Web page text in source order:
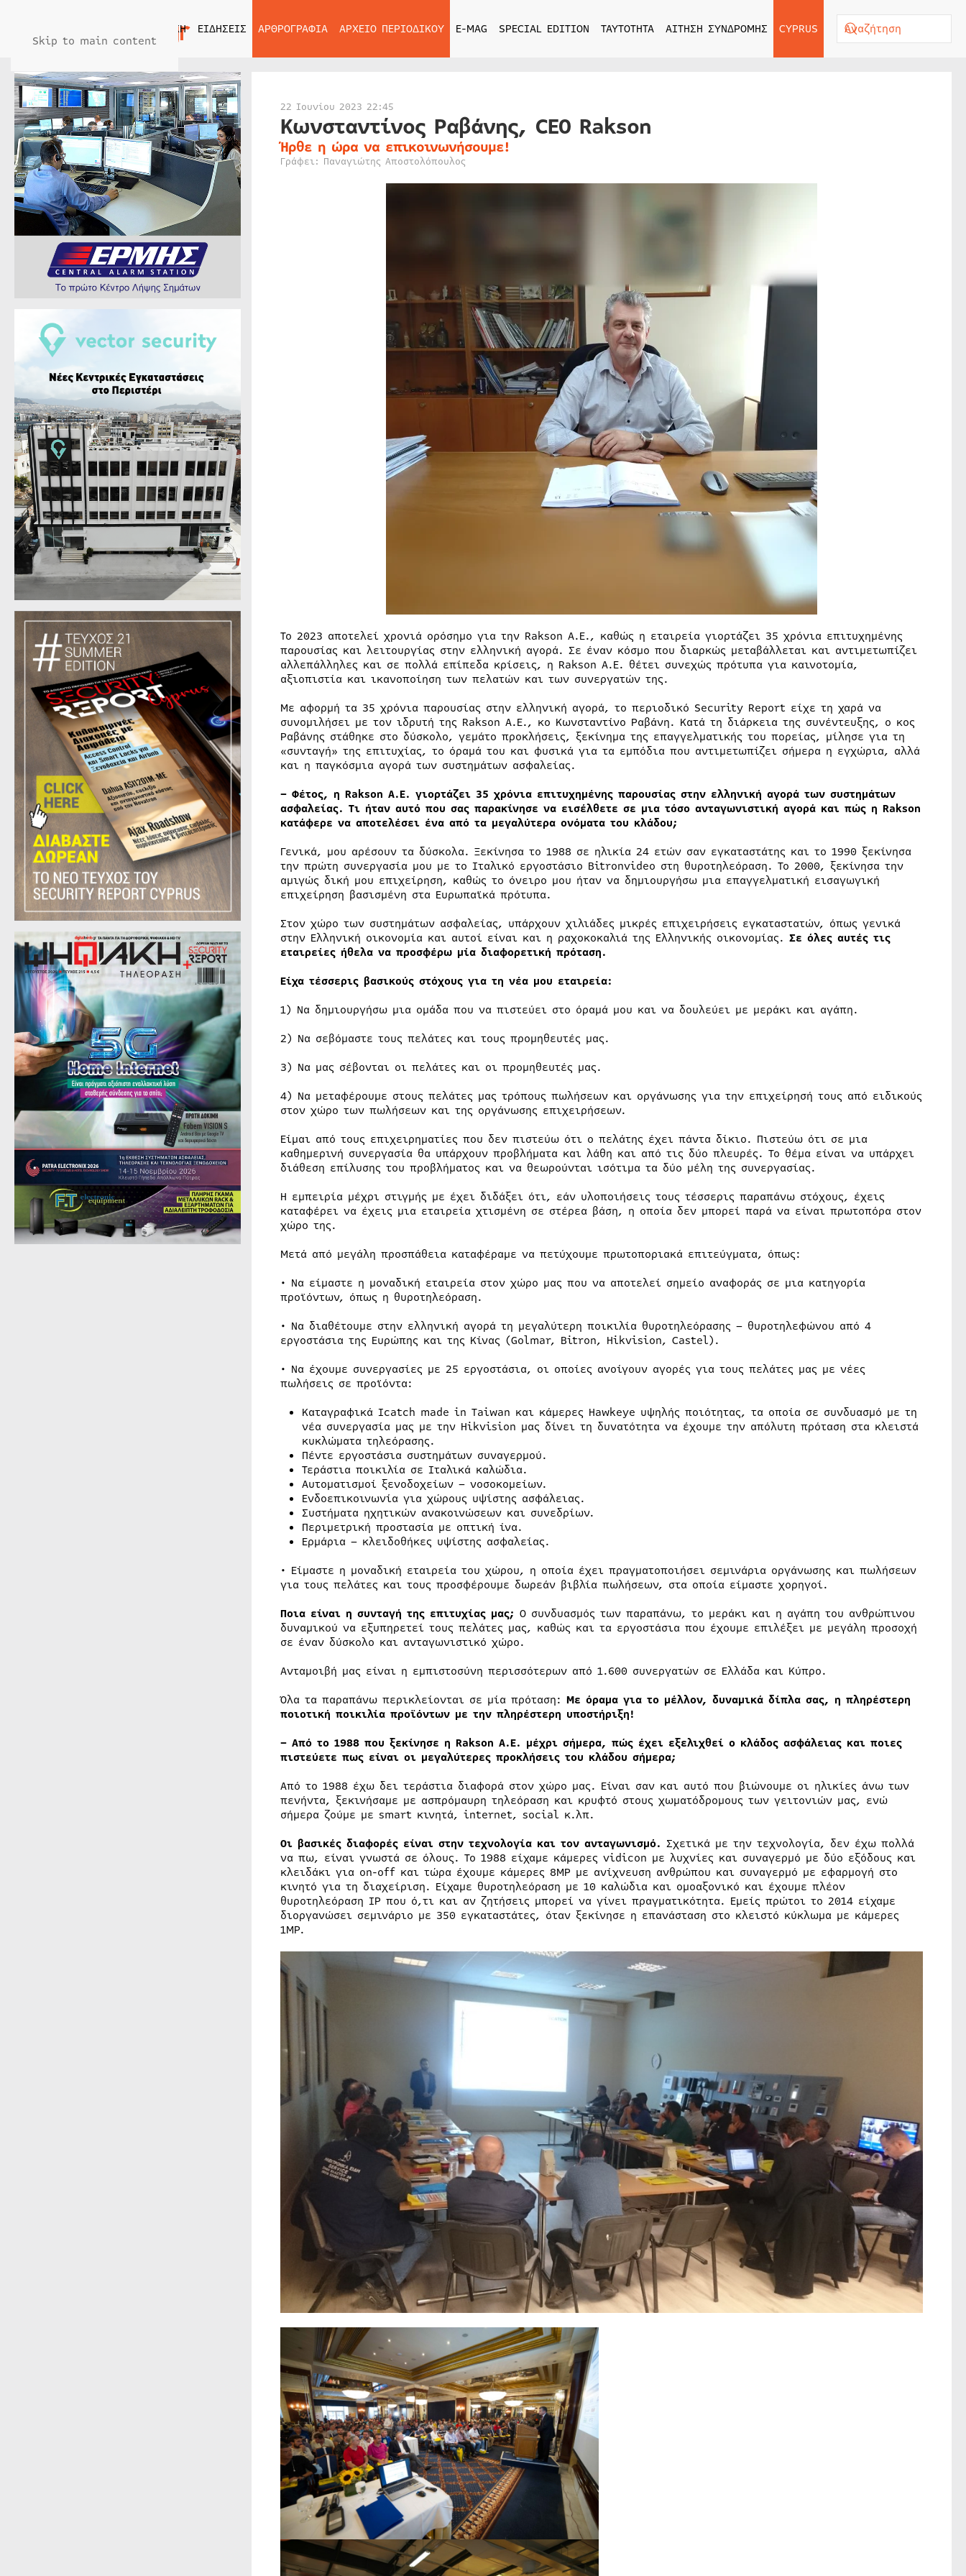
Skip to main content
ΑΡΧΙΚΗ ΕΙΔΗΣΕΙΣ ΑΡΘΡΟΓΡΑΦΙΑ ΑΡΧΕΙΟ ΠΕΡΙΟΔΙΚΟΥ E-MAG SPECIAL EDITION ΤΑΥΤΟΤΗΤΑ ΑΙΤΗΣΗ ΣΥΝΔΡΟΜΗΣ CYPRUS
22 Ιουνίου 2023 22:45
Κωνσταντίνος Ραβάνης, CEO Rakson
Ήρθε η ώρα να επικοινωνήσουμε!
Γράφει: Παναγιώτης Αποστολόπουλος
Το 2023 αποτελεί χρονιά ορόσημο για την Rakson A.E., καθώς η εταιρεία γιορτάζει 35 χρόνια επιτυχημένης
παρουσίας και λειτουργίας στην ελληνική αγορά. Σε έναν κόσμο που διαρκώς μεταβάλλεται και αντιμετωπίζει
αλλεπάλληλες και σε πολλά επίπεδα κρίσεις, η Rakson Α.Ε. θέτει συνεχώς πρότυπα για καινοτομία,
αξιοπιστία και ικανοποίηση των πελατών και των συνεργατών της.
Με αφορμή τα 35 χρόνια παρουσίας στην ελληνική αγορά, το περιοδικό Security Report είχε τη χαρά να
συνομιλήσει με τον ιδρυτή της Rakson Α.Ε., κο Κωνσταντίνο Ραβάνη. Κατά τη διάρκεια της συνέντευξης, ο κος
Ραβάνης στάθηκε στο δύσκολο, γεμάτο προκλήσεις, ξεκίνημα της επαγγελματικής του πορείας, μίλησε για τη
«συνταγή» της επιτυχίας, το όραμά του και φυσικά για τα εμπόδια που αντιμετωπίζει σήμερα η εγχώρια, αλλά
και η παγκόσμια αγορά των συστημάτων ασφαλείας.
– Φέτος, η Rakson Α.Ε. γιορτάζει 35 χρόνια επιτυχημένης παρουσίας στην ελληνική αγορά των συστημάτων
ασφαλείας. Τι ήταν αυτό που σας παρακίνησε να εισέλθετε σε μια τόσο ανταγωνιστική αγορά και πώς η Rakson
κατάφερε να αποτελέσει ένα από τα μεγαλύτερα ονόματα του κλάδου;
Γενικά, μου αρέσουν τα δύσκολα. Ξεκίνησα το 1988 σε ηλικία 24 ετών σαν εγκαταστάτης και το 1990 ξεκίνησα
την πρώτη συνεργασία μου με το Ιταλικό εργοστάσιο Bitronvideo στη θυροτηλεόραση. Το 2000, ξεκίνησα την
αμιγώς δική μου επιχείρηση, καθώς το όνειρο μου ήταν να δημιουργήσω μια επαγγελματική εισαγωγική
επιχείρηση βασισμένη στα Ευρωπαϊκά πρότυπα.
Στον χώρο των συστημάτων ασφαλείας, υπάρχουν χιλιάδες μικρές επιχειρήσεις εγκαταστατών, όπως γενικά
στην Ελληνική οικονομία και αυτοί είναι και η ραχοκοκαλιά της Ελληνικής οικονομίας. Σε όλες αυτές τις
εταιρείες ήθελα να προσφέρω μία διαφορετική πρόταση.
Είχα τέσσερις βασικούς στόχους για τη νέα μου εταιρεία:
1) Να δημιουργήσω μια ομάδα που να πιστεύει στο όραμά μου και να δουλεύει με μεράκι και αγάπη.
2) Να σεβόμαστε τους πελάτες και τους προμηθευτές μας.
3) Να μας σέβονται οι πελάτες και οι προμηθευτές μας.
4) Να μεταφέρουμε στους πελάτες μας τρόπους πωλήσεων και οργάνωσης για την επιχείρησή τους από ειδικούς
στον χώρο των πωλήσεων και της οργάνωσης επιχειρήσεων.
Είμαι από τους επιχειρηματίες που δεν πιστεύω ότι ο πελάτης έχει πάντα δίκιο. Πιστεύω ότι σε μια
καθημερινή συνεργασία θα υπάρχουν προβλήματα και λάθη και από τις δύο πλευρές. Το θέμα είναι να υπάρχει
διάθεση επίλυσης του προβλήματος και να θεωρούνται ισότιμα τα δύο μέλη της συνεργασίας.
Η εμπειρία μέχρι στιγμής με έχει διδάξει ότι, εάν υλοποιήσεις τους τέσσερις παραπάνω στόχους, έχεις
καταφέρει να έχεις μια εταιρεία χτισμένη σε στέρεα βάση, η οποία δεν μπορεί παρά να είναι πρωτοπόρα στον
χώρο της.
Μετά από μεγάλη προσπάθεια καταφέραμε να πετύχουμε πρωτοποριακά επιτεύγματα, όπως:
• Να είμαστε η μοναδική εταιρεία στον χώρο μας που να αποτελεί σημείο αναφοράς σε μια κατηγορία
προϊόντων, όπως η θυροτηλεόραση.
• Να διαθέτουμε στην ελληνική αγορά τη μεγαλύτερη ποικιλία θυροτηλεόρασης – θυροτηλεφώνου από 4
εργοστάσια της Ευρώπης και της Κίνας (Golmar, Bitron, Hikvision, Castel).
• Να έχουμε συνεργασίες με 25 εργοστάσια, οι οποίες ανοίγουν αγορές για τους πελάτες μας με νέες
πωλήσεις σε προϊόντα:
Καταγραφικά Icatch made in Taiwan και κάμερες Hawkeye υψηλής ποιότητας, τα οποία σε συνδυασμό με τη
νέα συνεργασία μας με την Hikvision μας δίνει τη δυνατότητα να έχουμε την απόλυτη πρόταση στα κλειστά
κυκλώματα τηλεόρασης.
Πέντε εργοστάσια συστημάτων συναγερμού.
Τεράστια ποικιλία σε Ιταλικά καλώδια.
Αυτοματισμοί ξενοδοχείων – νοσοκομείων.
Ενδοεπικοινωνία για χώρους υψίστης ασφάλειας.
Συστήματα ηχητικών ανακοινώσεων και συνεδρίων.
Περιμετρική προστασία με οπτική ίνα.
Ερμάρια – κλειδοθήκες υψίστης ασφαλείας.
• Είμαστε η μοναδική εταιρεία του χώρου, η οποία έχει πραγματοποιήσει σεμινάρια οργάνωσης και πωλήσεων
για τους πελάτες και τους προσφέρουμε δωρεάν βιβλία πωλήσεων, στα οποία είμαστε χορηγοί.
Ποια είναι η συνταγή της επιτυχίας μας; O συνδυασμός των παραπάνω, το μεράκι και η αγάπη του ανθρώπινου
δυναμικού να εξυπηρετεί τους πελάτες μας, καθώς και τα εργοστάσια που έχουμε επιλέξει με μεγάλη προσοχή
σε έναν δύσκολο και ανταγωνιστικό χώρο.
Ανταμοιβή μας είναι η εμπιστοσύνη περισσότερων από 1.600 συνεργατών σε Ελλάδα και Κύπρο.
Όλα τα παραπάνω περικλείονται σε μία πρόταση: Με όραμα για το μέλλον, δυναμικά δίπλα σας, η πληρέστερη
ποιοτική ποικιλία προϊόντων με την πληρέστερη υποστήριξη!
– Από το 1988 που ξεκίνησε η Rakson A.E. μέχρι σήμερα, πώς έχει εξελιχθεί ο κλάδος ασφάλειας και ποιες
πιστεύετε πως είναι οι μεγαλύτερες προκλήσεις του κλάδου σήμερα;
Από το 1988 έχω δει τεράστια διαφορά στον χώρο μας. Είναι σαν και αυτό που βιώνουμε οι ηλικίες άνω των
πενήντα, ξεκινήσαμε με ασπρόμαυρη τηλεόραση και κρυφτό στους χωματόδρομους των γειτονιών μας, ενώ
σήμερα ζούμε με smart κινητά, internet, social κ.λπ.
Οι βασικές διαφορές είναι στην τεχνολογία και τον ανταγωνισμό. Σχετικά με την τεχνολογία, δεν έχω πολλά
να πω, είναι γνωστά σε όλους. Το 1988 είχαμε κάμερες vidicon με λυχνίες και συναγερμό με δύο εξόδους και
κλειδάκι για on-off και τώρα έχουμε κάμερες 8MP με ανίχνευση ανθρώπου και συναγερμό με εφαρμογή στο
κινητό για τη διαχείριση. Είχαμε θυροτηλεόραση με 10 καλώδια και ομοαξονικό και έχουμε πλέον
θυροτηλεόραση IP που ό,τι και αν ζητήσεις μπορεί να γίνει πραγματικότητα. Εμείς πρώτοι το 2014 είχαμε
διοργανώσει σεμινάριο με 350 εγκαταστάτες, όταν ξεκίνησε η επανάσταση στο κλειστό κύκλωμα με κάμερες
1MP.